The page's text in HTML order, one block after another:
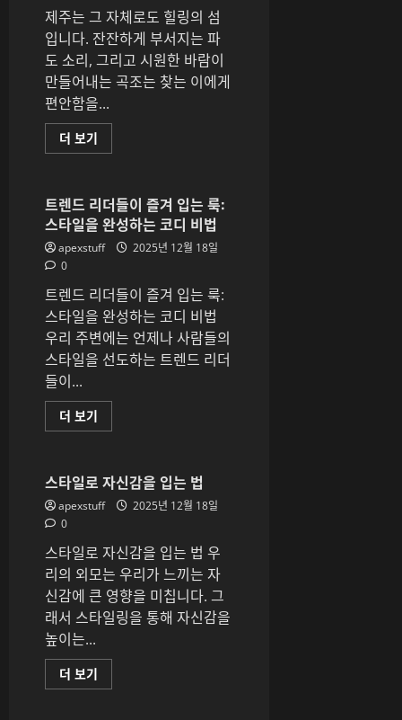
이
드
에
대
해
더
읽
어
보
기
제주는 그 자체로도 힐링의 섬
입니다. 잔잔하게 부서지는 파
도 소리, 그리고 시원한 바람이
만들어내는 곡조는 찾는 이에게
편안함을...
더 보기
연
즐
기
는
제
주
마
사
지
에
대
해
더
보
트렌드 리더들이 즐겨 입는 룩:
스타일을 완성하는 코디 비법
apexstuff
2025년 12월 18일
0
트렌드 리더들이 즐겨 입는 룩:
스타일을 완성하는 코디 비법
우리 주변에는 언제나 사람들의
스타일을 선도하는 트렌드 리더
들이...
더 보기
렌
들
이
즐
겨
룩:
스
타
일
을
완
성
비
스타일로 자신감을 입는 법
apexstuff
2025년 12월 18일
0
스타일로 자신감을 입는 법 우
리의 외모는 우리가 느끼는 자
신감에 큰 영향을 미칩니다. 그
래서 스타일링을 통해 자신감을
높이는...
더 보기
타